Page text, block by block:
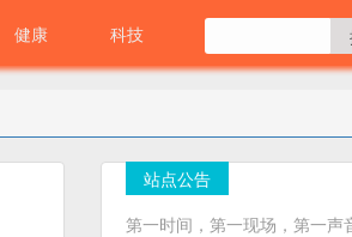
健康 科技
站点公告
第一时间，第一现场，第一声